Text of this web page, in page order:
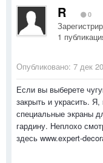
R 0
1
Опубликовано: 7 дек
Если вы выберете
закрыть и украсить.
специальные экраны
гардину. Неплохо
здесь www.expert-